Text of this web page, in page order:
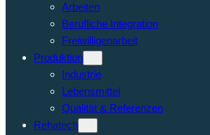
Arbeiten
Berufliche Integration
Freiwilligenarbeit
Produktion
Industrie
Lebensmittel
Qualität & Referenzen
Rehatech